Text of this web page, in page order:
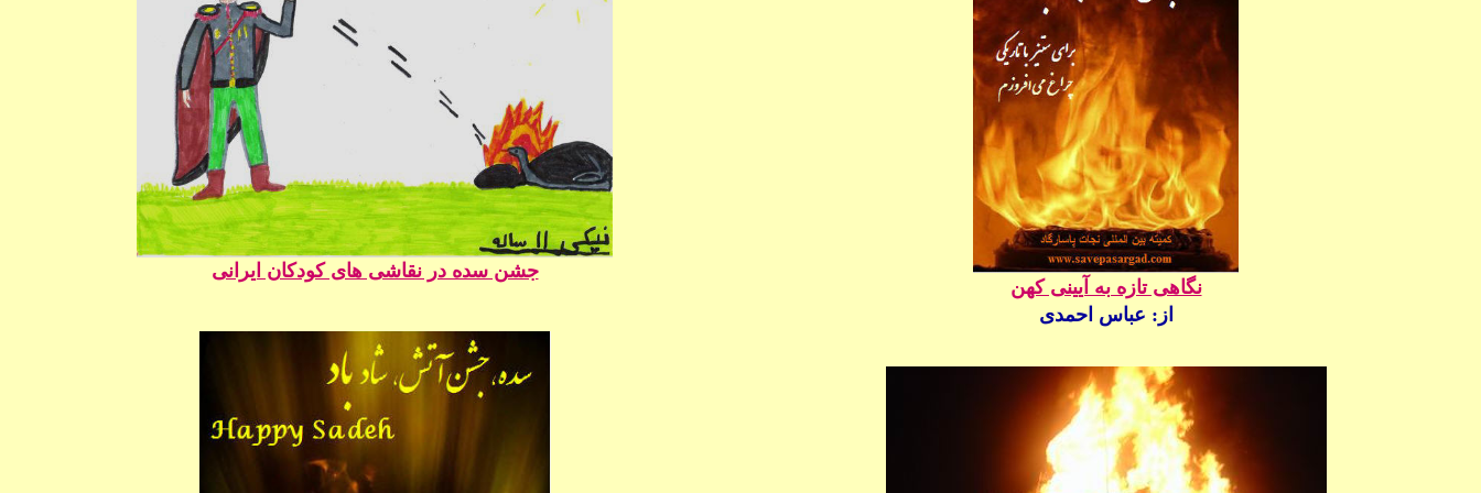
نگاهی تازه به آیینی کهن
از: عباس احمدی
جشن سده در نقاشی های کودکان ايرانی